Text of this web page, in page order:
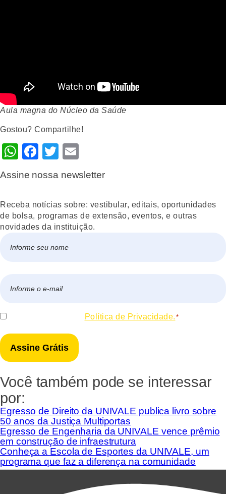
Aula magna do Núcleo da Saúde
Gostou? Compartilhe!
WhatsApp
Facebook
Twitter
Assine nossa newsletter
Receba notícias sobre: vestibular, editais, oportunidades
de bolsa, programas de extensão, eventos, e outras
novidades da instituição.
mail
Consentir Política de Privacidade. *
Você também pode se interessar
por:
Egresso de Direito da UNIVALE publica livro sobre
50 anos da Justiça Multiportas
Egresso de Engenharia da UNIVALE vence prêmio
em construção de infraestrutura
Conheça a Escola de Esportes da UNIVALE, um
programa que faz a diferença na comunidade